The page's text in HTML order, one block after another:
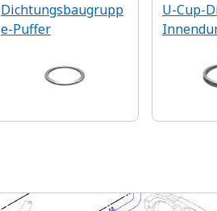
Dichtungsbaugrupp
e-Puffer
U-Cup-